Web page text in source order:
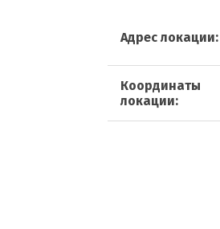
Адрес локации:
Координаты
локации: